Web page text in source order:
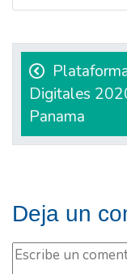
de
entradas
Digitales
Panama
Deja un